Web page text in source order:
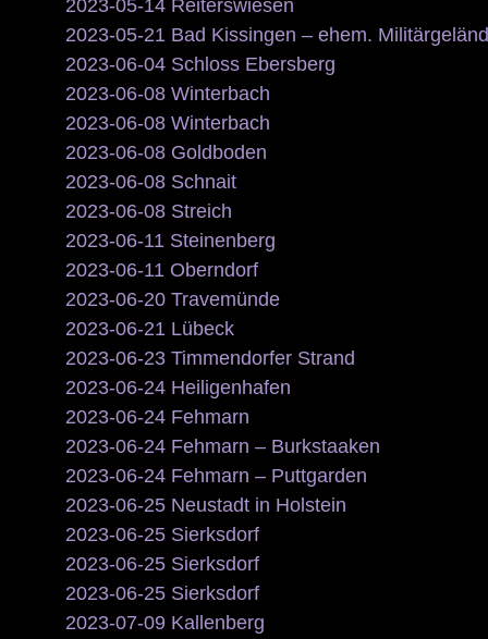
2023-05-14 Reiterswiesen
2023-05-21 Bad Kissingen – ehem.
2023-06-04 Schloss Ebersberg
2023-06-08 Winterbach
2023-06-08 Winterbach
2023-06-08 Goldboden
2023-06-08 Schnait
2023-06-08 Streich
2023-06-11 Steinenberg
2023-06-11 Oberndorf
2023-06-20 Travemünde
2023-06-21 Lübeck
2023-06-23 Timmendorfer Strand
2023-06-24 Heiligenhafen
2023-06-24 Fehmarn
2023-06-24 Fehmarn – Burkstaaken
2023-06-24 Fehmarn – Puttgarden
2023-06-25 Neustadt in Holstein
2023-06-25 Sierksdorf
2023-06-25 Sierksdorf
2023-06-25 Sierksdorf
2023-07-09 Kallenberg